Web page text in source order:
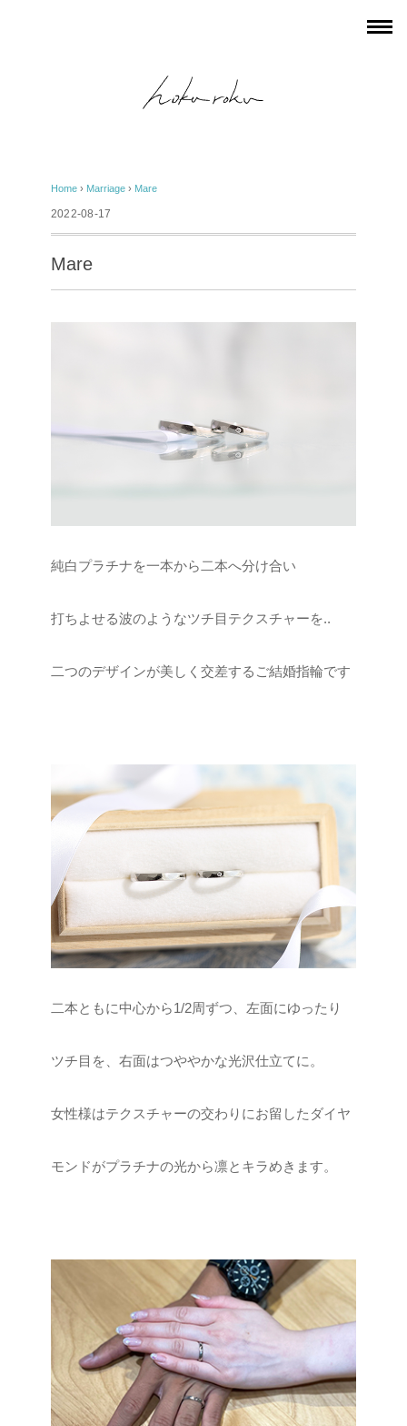
Home › Marriage › Mare
2022-08-17
Mare
純白プラチナを一本から二本へ分け合い
打ちよせる波のようなツチ目テクスチャーを..
二つのデザインが美しく交差するご結婚指輪です
二本ともに中心から1/2周ずつ、左面にゆったり
ツチ目を、右面はつややかな光沢仕立てに。
女性様はテクスチャーの交わりにお留したダイヤ
モンドがプラチナの光から凛とキラめきます。